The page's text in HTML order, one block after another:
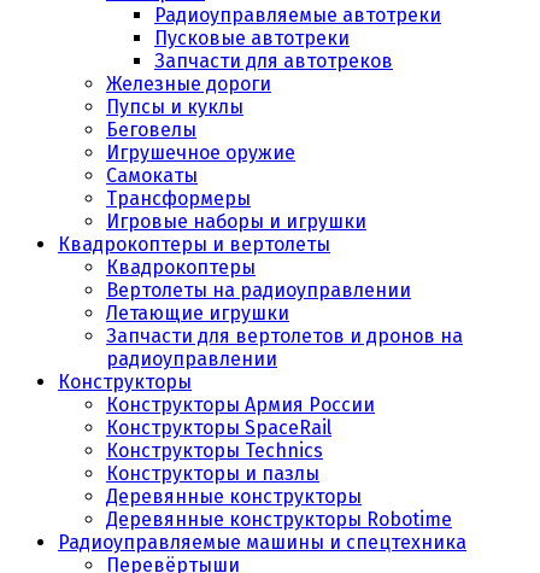
Радиоуправляемые автотреки
Пусковые автотреки
Запчасти для автотреков
Железные дороги
Пупсы и куклы
Беговелы
Игрушечное оружие
Самокаты
Трансформеры
Игровые наборы и игрушки
Квадрокоптеры и вертолеты
Квадрокоптеры
Вертолеты на радиоуправлении
Летающие игрушки
Запчасти для вертолетов и дронов на
радиоуправлении
Конструкторы
Конструкторы Армия России
Конструкторы SpaceRail
Конструкторы Technics
Конструкторы и пазлы
Деревянные конструкторы
Деревянные конструкторы Robotime
Радиоуправляемые машины и спецтехника
Перевёртыши